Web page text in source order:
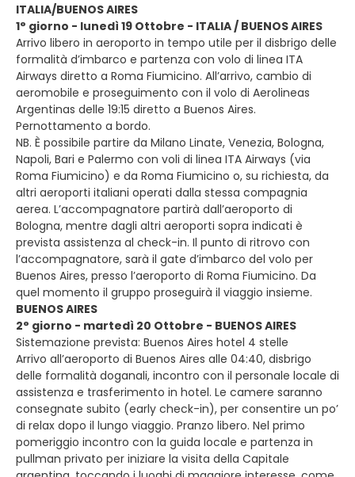
ITALIA/BUENOS AIRES
1° giorno - lunedì 19 Ottobre - ITALIA / BUENOS AIRES
Arrivo libero in aeroporto in tempo utile per il disbrigo delle
formalità d’imbarco e partenza con volo di linea ITA
Airways diretto a Roma Fiumicino. All’arrivo, cambio di
aeromobile e proseguimento con il volo di Aerolineas
Argentinas delle 19:15 diretto a Buenos Aires.
Pernottamento a bordo.
NB. È possibile partire da Milano Linate, Venezia, Bologna,
Napoli, Bari e Palermo con voli di linea ITA Airways (via
Roma Fiumicino) e da Roma Fiumicino o, su richiesta, da
altri aeroporti italiani operati dalla stessa compagnia
aerea. L’accompagnatore partirà dall’aeroporto di
Bologna, mentre dagli altri aeroporti sopra indicati è
prevista assistenza al check-in. Il punto di ritrovo con
l’accompagnatore, sarà il gate d’imbarco del volo per
Buenos Aires, presso l’aeroporto di Roma Fiumicino. Da
quel momento il gruppo proseguirà il viaggio insieme.
BUENOS AIRES
2° giorno - martedì 20 Ottobre - BUENOS AIRES
Sistemazione prevista: Buenos Aires hotel 4 stelle
Arrivo all’aeroporto di Buenos Aires alle 04:40, disbrigo
delle formalità doganali, incontro con il personale locale di
assistenza e trasferimento in hotel. Le camere saranno
consegnate subito (early check-in), per consentire un po’
di relax dopo il lungo viaggio. Pranzo libero. Nel primo
pomeriggio incontro con la guida locale e partenza in
pullman privato per iniziare la visita della Capitale